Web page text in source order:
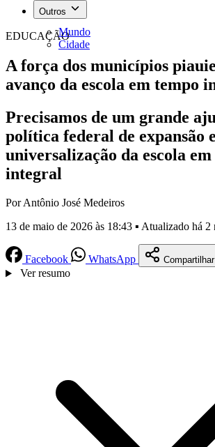
Outros
Mundo
Cidade
EDUCAÇÃO
A força dos municípios
avanço da escola em tempo
Precisamos de um grande
política federal de expansão e
universalização da escola
integral
Por Antônio José Medeiros
13 de maio de 2026 às 18:43 ▪ Atualizado há 2
Facebook WhatsApp Compartilhar
Ver resumo